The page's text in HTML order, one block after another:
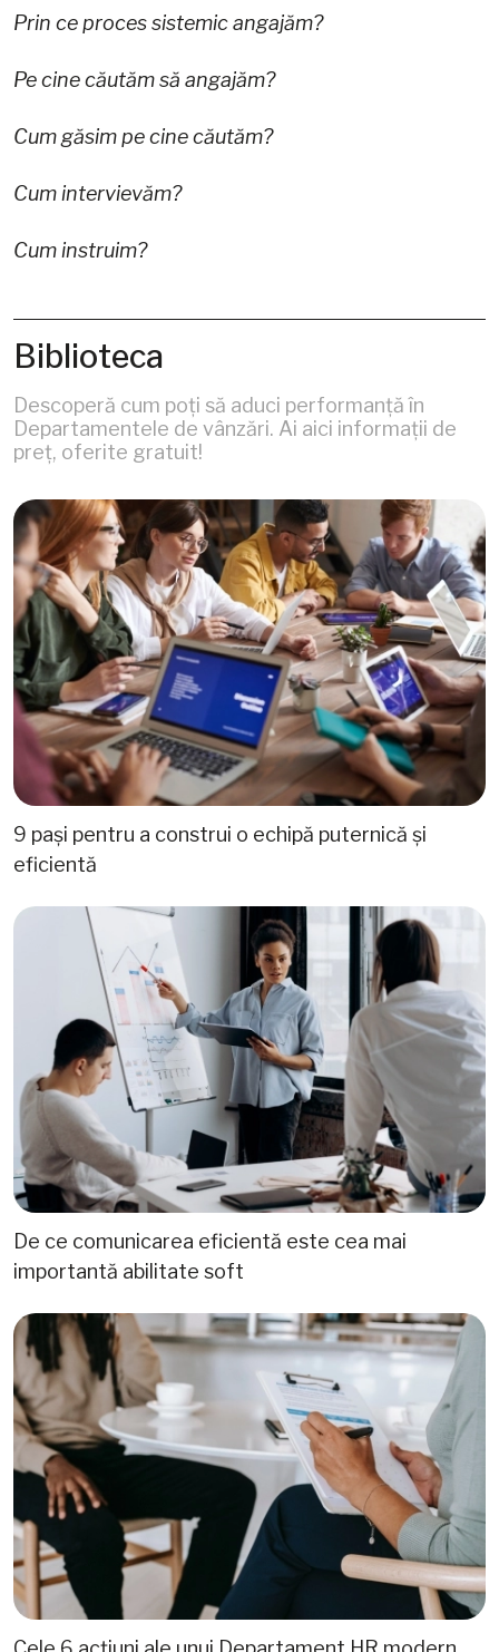
Prin ce proces sistemic angajăm?
Pe cine căutăm să angajăm?
Cum găsim pe cine căutăm?
Cum intervievăm?
Cum instruim?
Biblioteca
Descoperă cum poți să aduci performanță în
Departamentele de vânzări. Ai aici informații de
preț, oferite gratuit!
9 pași pentru a construi o echipă puternică și
eficientă
De ce comunicarea eficientă este cea mai
importantă abilitate soft